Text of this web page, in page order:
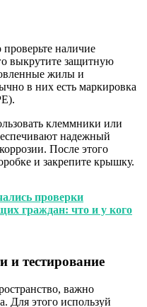
наличие
выкрутите защитную
жилы и
в них есть маркировка
клеммники или
надежный
После этого
и закрепите крышку.
проверки
граждан: что и у кого
и тестирование
важно
Для этого используй